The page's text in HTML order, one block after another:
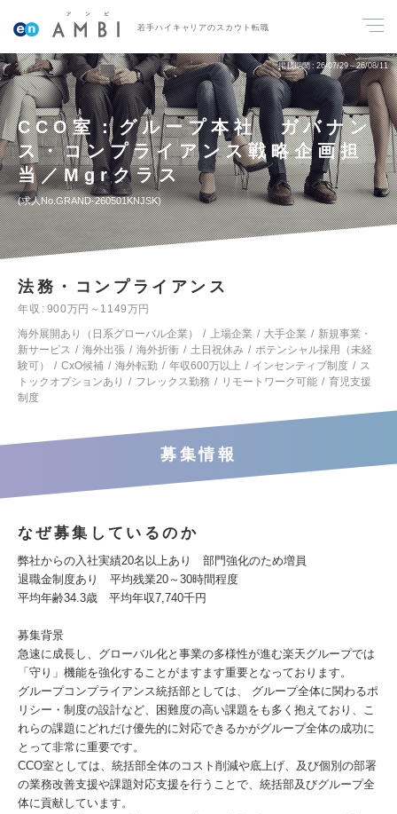
若手ハイキャリアのスカウト転職
掲載期間 26/07/29～26/08/11
CCO室：グループ本社 ガバナン
ス・コンプライアンス戦略企画担
当／Mgrクラス
求人No.GRAND-260501KNJSK
法務・コンプライアンス
年収
900万円～1149万円
海外展開あり（日系グローバル企業）
上場企業 大手企業
新規事業・
新サービス
海外出張 海外折衝 土日祝休み
ポテンシャル採用（未経
験可）
CxO候補 海外転勤 年収600万以上 インセンティブ制度
ス
トックオプションあり
フレックス勤務 リモートワーク可能
育児支援
制度
募集情報
なぜ募集しているのか
弊社からの入社実績20名以上あり 部門強化のため増員
退職金制度あり 平均残業20～30時間程度
平均年齢34.3歳 平均年収7,740千円
募集背景
急速に成長し、グローバル化と事業の多様性が進む楽天グループでは
「守り」機能を強化することがますます重要となっております。
グループコンプライアンス統括部としては、 グループ全体に関わるポ
リシー・制度の設計など、困難度の高い課題をも多く抱えており、こ
れらの課題にどれだけ優先的に対応できるかがグループ全体の成功に
とって非常に重要です。
CCO室としては、統括部全体のコスト削減や底上げ、及び個別の部署
の業務改善支援や課題対応支援を行うことで、統括部及びグループ全
体に貢献しています。